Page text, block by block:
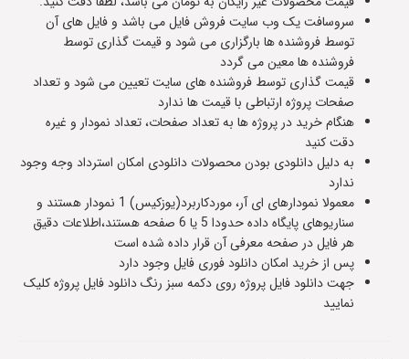
سروسافت یک وب سایت فروش فایل می باشد و فایل های آن
توسط فروشنده ها بارگزاری می شود و قیمت گذاری توسط
فروشنده ها معین می گردد
قیمت گذاری توسط فروشنده های سایت تعیین می شود و تعداد
صفحات پروژه ارتباطی با قیمت ها ندارد
هنگام خرید در پروژه ها به تعداد صفحات، تعداد نمودار و غیره
دقت کنید
به دلیل دانلودی بودن محصولات دانلودی امکان استرداد وجه وجود
ندارد
معمولا نمودارهای ای آر، موردکاربرد(یوزکیس) 1 نمودار هستند و
سناریوهای پایگاه داده حدودا 5 یا 6 صفحه هستند،اطلاعات دقیق
هر فایل در صفحه معرفی آن قرار داده شده است
پس از خرید امکان دانلود فوری فایل وجود دارد
جهت دانلود فایل پروژه روی دکمه سبز رنگ دانلود فایل پروژه کلیک
نمایید